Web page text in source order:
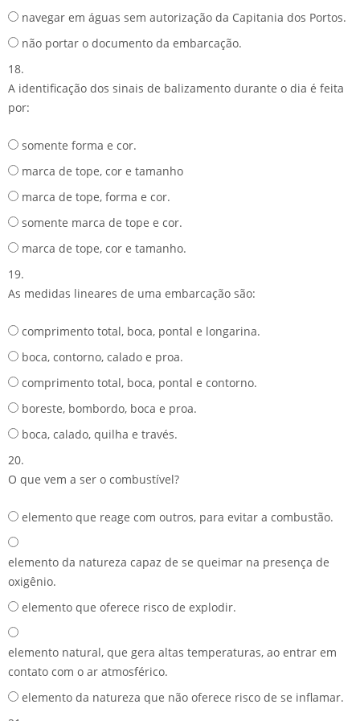
navegar em águas sem autorização da Capitania dos Portos.
não portar o documento da embarcação.
18.
A identificação dos sinais de balizamento durante o dia é feita
por:
somente forma e cor.
marca de tope, cor e tamanho
marca de tope, forma e cor.
somente marca de tope e cor.
marca de tope, cor e tamanho.
19.
As medidas lineares de uma embarcação são:
comprimento total, boca, pontal e longarina.
boca, contorno, calado e proa.
comprimento total, boca, pontal e contorno.
boreste, bombordo, boca e proa.
boca, calado, quilha e través.
20.
O que vem a ser o combustível?
elemento que reage com outros, para evitar a combustão.
elemento da natureza capaz de se queimar na presença de
oxigênio.
elemento que oferece risco de explodir.
elemento natural, que gera altas temperaturas, ao entrar em
contato com o ar atmosférico.
elemento da natureza que não oferece risco de se inflamar.